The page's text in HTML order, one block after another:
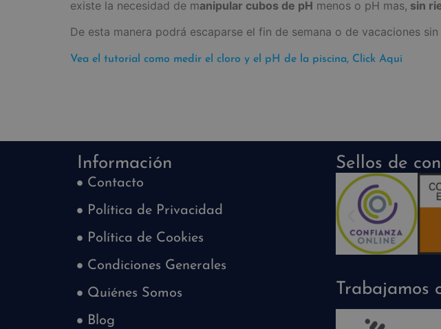
existe la necesidad de manipular cubos de pH menos o pH mas, sin
De esta manera podrá escaparse el fin de semana o de vacaciones
Vea el tutorial como medir el cloro y el pH de la piscina, Click Aqui
Información
Contacto
Política de Privacidad
Política de Cookies
Condiciones Generales
Quiénes Somos
Blog
Sellos de
Trabajamos